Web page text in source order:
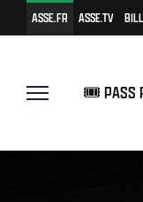
ASSE.FR ASSE.TV
🎟️ PASS